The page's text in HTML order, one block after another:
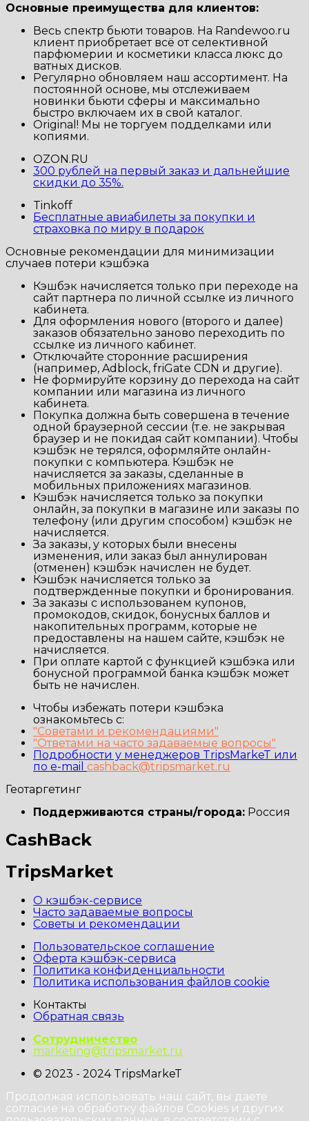
Основные преимущества для клиентов:
Весь спектр бьюти товаров. На Randewoo.ru
клиент приобретает всё от селективной
парфюмерии и косметики класса люкс до
ватных дисков.
Регулярно обновляем наш ассортимент. На
постоянной основе, мы отслеживаем
новинки бьюти сферы и максимально
быстро включаем их в свой каталог.
Original! Мы не торгуем подделками или
копиями.
OZON.RU
300 рублей на первый заказ и дальнейшие
скидки до 35%.
Tinkoff
Бесплатные авиабилеты за покупки и
страховка по миру в подарок
Основные рекомендации для минимизации
случаев потери кэшбэка
Кэшбэк начисляется только при переходе на
сайт партнера по личной ссылке из личного
кабинета.
Для оформления нового (второго и далее)
заказов обязательно заново переходить по
ссылке из личного кабинет.
Отключайте сторонние расширения
(например, Adblock, friGate CDN и другие).
Не формируйте корзину до перехода на сайт
компании или магазина из личного
кабинета.
Покупка должна быть совершена в течение
одной браузерной сессии (т.е. не закрывая
браузер и не покидая сайт компании). Чтобы
кэшбэк не терялся, оформляйте онлайн-
покупки с компьютера. Кэшбэк не
начисляется за заказы, сделанные в
мобильных приложениях магазинов.
Кэшбэк начисляется только за покупки
онлайн, за покупки в магазине или заказы по
телефону (или другим способом) кэшбэк не
начисляется.
За заказы, у которых были внесены
изменения, или заказ был аннулирован
(отменен) кэшбэк начислен не будет.
Кэшбэк начисляется только за
подтвержденные покупки и бронирования.
За заказы с использованем купонов,
промокодов, скидок, бонусных баллов и
накопительных программ, которые не
предоставлены на нашем сайте, кэшбэк не
начисляется.
При оплате картой с функцией кэшбэка или
бонусной программой банка кэшбэк может
быть не начислен.
Чтобы избежать потери кэшбэка
ознакомьтесь с:
"Советами и рекомендациями"
"Ответами на часто задаваемые вопросы"
Подробности у менеджеров TripsMarkeT или
по e-mail cashback@tripsmarket.ru
Геотаргетинг
Поддерживаются страны/города: Россия
CashBack
TripsMarket
О кэшбэк-сервисе
Часто задаваемые вопросы
Советы и рекомендации
Пользовательское соглашение
Оферта кэшбэк-сервиса
Политика конфиденциальности
Политика использования файлов cookie
Контакты
Обратная связь
Сотрудничество
marketing@tripsmarket.ru
© 2023 - 2024 TripsMarkeT
Продолжая использовать наш сайт, вы даете
согласие на обработку файлов Cookies и других